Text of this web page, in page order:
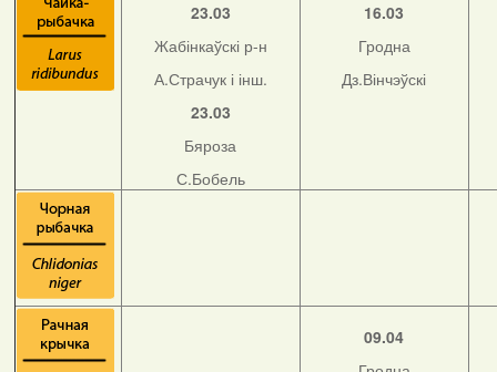
23.03
Жабінкаўскі р-н
А.Страчук і інш.
23.03
Бяроза
С.Бобель
16.03
Гродна
Дз.Вінчэўскі
09.04